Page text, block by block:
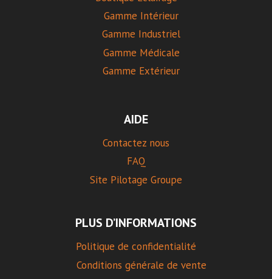
Gamme Intérieur
Gamme Industriel
Gamme Médicale
Gamme Extérieur
AIDE
Contactez nous
FAQ
Site Pilotage Groupe
PLUS D’INFORMATIONS
Politique de confidentialité
Conditions générale de vente